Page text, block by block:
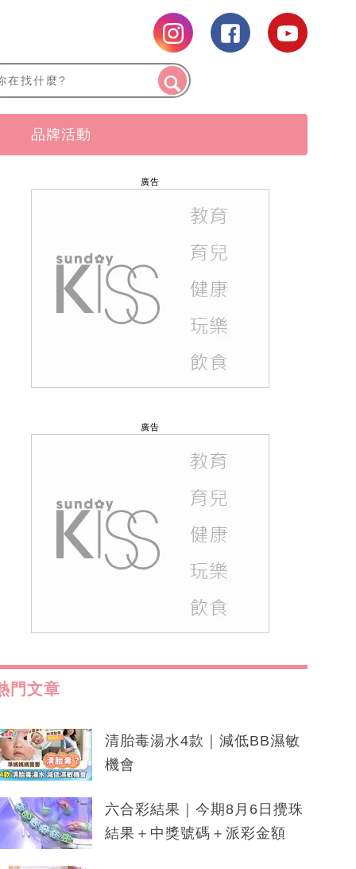
品牌活動
廣告
廣告
門文章
清胎毒湯水4款｜減低BB濕敏
機會
六合彩結果｜今期8月6日攪珠
結果＋中獎號碼＋派彩金額